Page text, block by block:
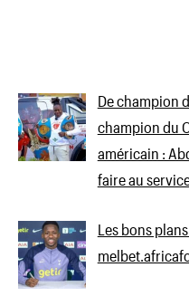
De champion
champion du
américain :
faire au
Les bons